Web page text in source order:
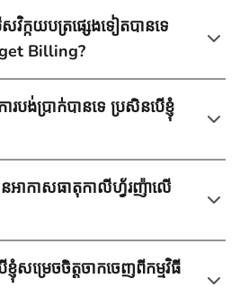
សវិក្កយបត្រផ្សេងទៀតបានទេ
Billing?
របង់ប្រាក់បានទេ ប្រសិនបើខ្ញុំ
ាកាសធាតុកាលីហ្វ័រញ៉ាលើ
ញុំសម្រេចចិត្តចាកចេញពីកម្មវិធី